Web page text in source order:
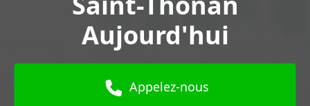
Aujourd'hui
Appelez-nous